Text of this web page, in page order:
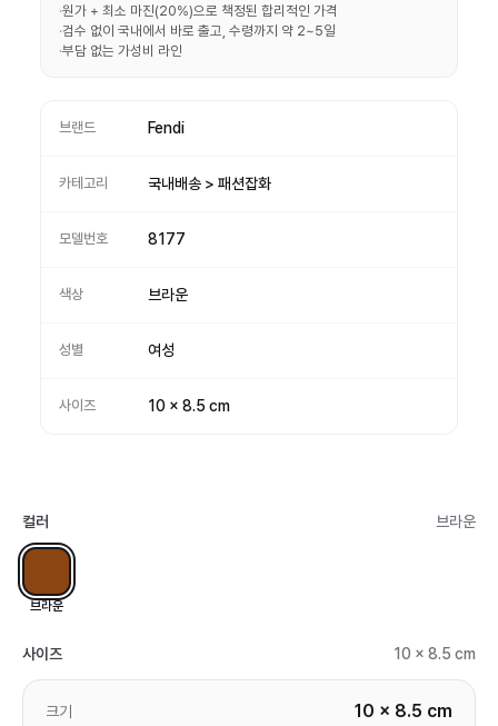
·원가 + 최소 마진(20%)으로 책정된 합리적인 가격
·검수 없이 국내에서 바로 출고, 수령까지 약 2~5일
·부담 없는 가성비 라인
브랜드 Fendi
카테고리 국내배송 > 패션잡화
모델번호 8177
색상 브라운
성별 여성
사이즈 10 x 8.5 cm
컬러 브라운
브라운
사이즈 10 x 8.5 cm
크기 10 x 8.5 cm